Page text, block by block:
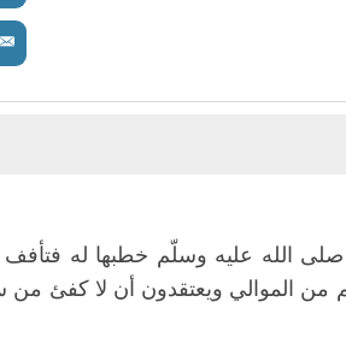
الله عليه وسلّم خطبها له فتأفف
من الموالي ويعتقدون أن لا كفئ من